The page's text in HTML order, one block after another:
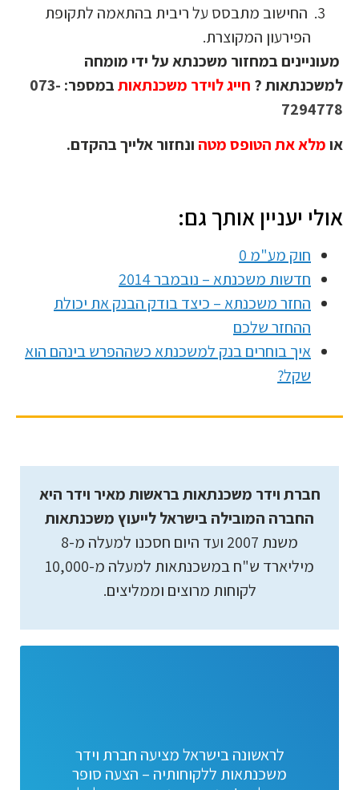
החישוב מתבסס על ריבית בהתאמה לתקופת
הפירעון המקוצרת.
מעוניינים במחזור משכנתא על ידי מומחה
?חייג לוידר משכנתאותבמספר:073-
מלא את הטופס מטהונחזור אלייך בהקדם.
יעניין אותך גם:
חוק מע"מ 0
חדשות משכנתא – נובמבר 2014
החזר משכנתא – כיצד בודק הבנק את יכולת
ההחזר שלכם
איך בוחרים בנק למשכנתא כשההפרש בינהם הוא
שקל?
חברת וידר משכנתאות בראשות מאיר וידר היא
החברה המובילה בישראל לייעוץ משכנתאות
משנת 2007 ועד היום חסכנו למעלה מ-8
מיליארד ש"ח במשכנתאות למעלה מ-10,000
לקוחות מרוצים וממליצים.
לראשונה בישראל מציעה חברת וידר
משכנתאות ללקוחותיה – הצעה סופר